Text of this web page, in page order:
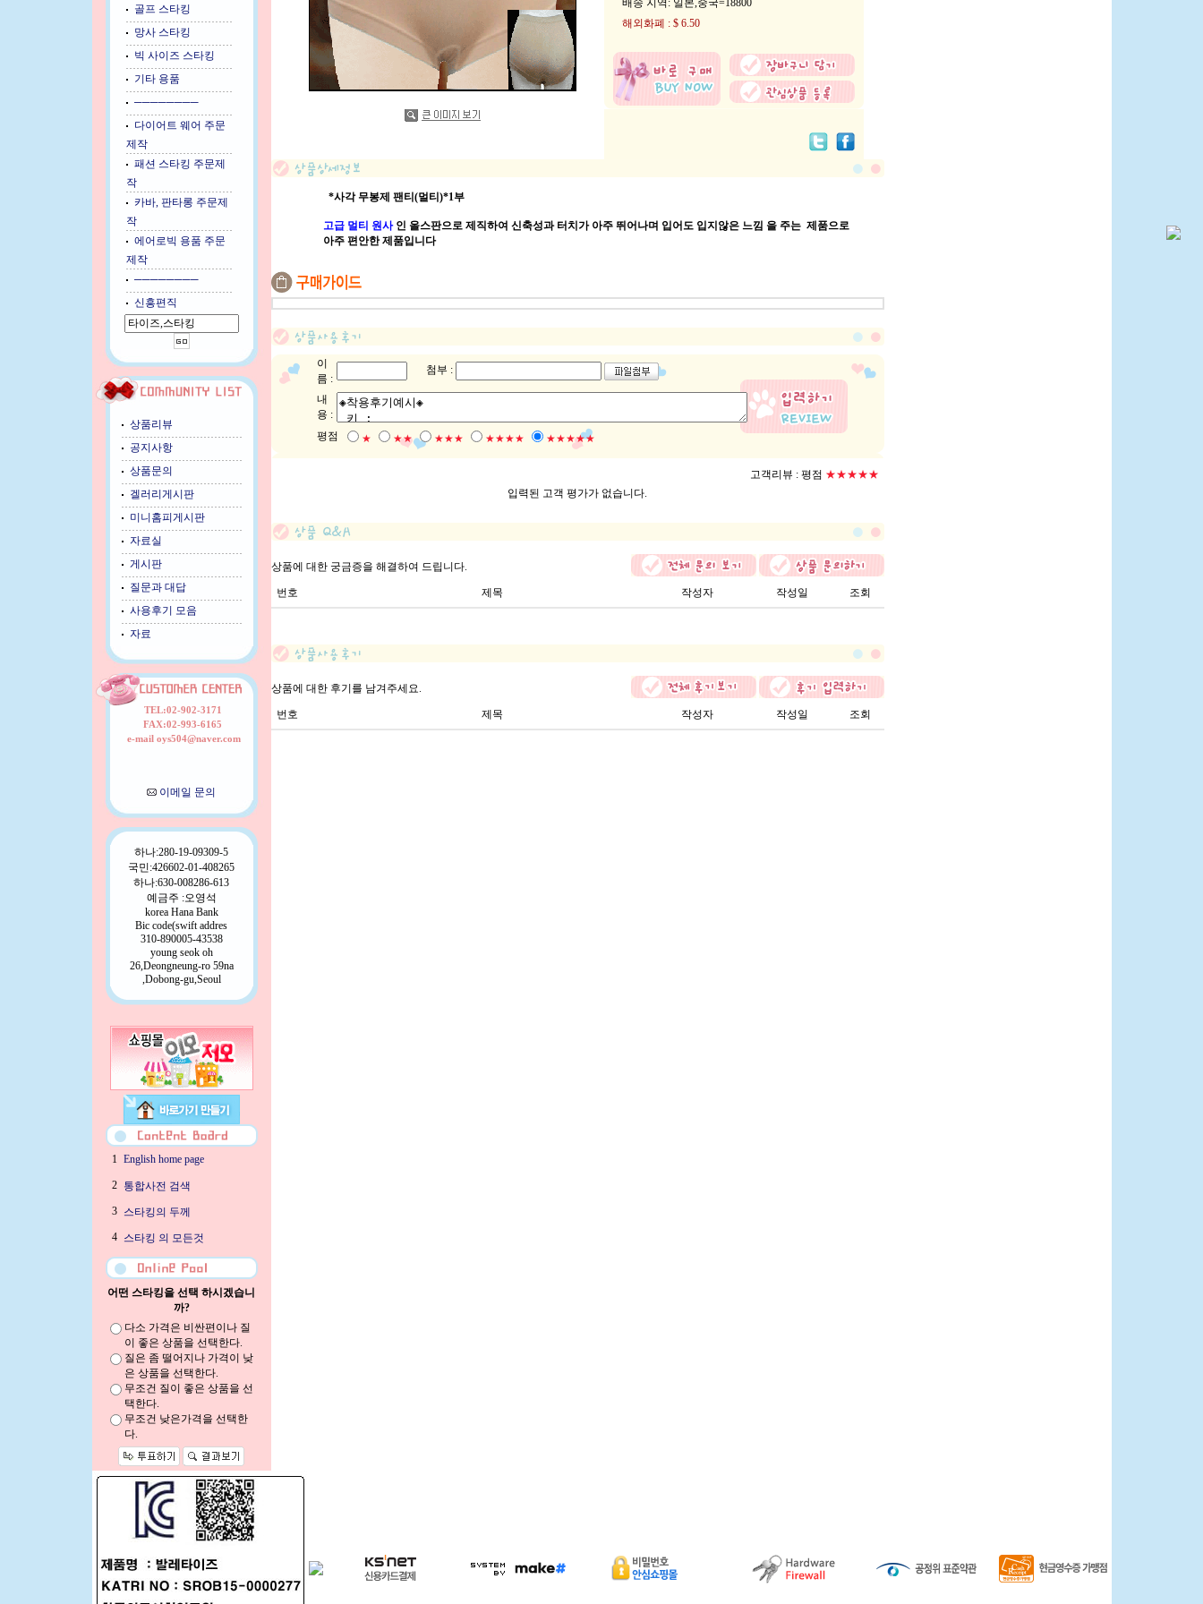
골프 스타킹
망사 스타킹
빅 사이즈 스타킹
기타 용품
────────
다이어트 웨어 주문
제작
패션 스타킹 주문제
작
카바, 판타롱 주문제
작
에어로빅 용품 주문
제작
────────
신흥편직
상품리뷰
공지사항
상품문의
겔러리게시판
미니홈피게시판
자료실
게시판
질문과 대답
사용후기 모음
자료
TEL:02-902-3171
FAX:02-993-6165
e-mail oys504@naver.com
이메일 문의
하나:280-19-09309-5
국민:426602-01-408265
하나:630-008286-613
예금주 :오영석
korea Hana Bank
Bic code(swift addres
310-890005-43538
young seok oh
26,Deongneung-ro 59na
,Dobong-gu,Seoul
1 English home page
2
통합사전 검색
3
스타킹의 두께
4
스타킹 의 모든것
어떤 스타킹을 선택 하시겠습니
까?
다소 가격은 비싼편이나 질
이 좋은 상품을 선택한다.
질은 좀 떨어지나 가격이 낮
은 상품을 선택한다.
무조건 질이 좋은 상품을 선
택한다.
무조건 낮은가격을 선택한
다.
배송 지역 : 일본,중국=18800
해외화폐 : $ 6.50
*사각 무봉제 팬티(멀티)*1부
고급 멀티 원사인 올스판으로 제직하여 신축성과 터치가 아주 뛰어나며 입어도 입지않은 느낌 을 주는 제품으로
아주 편안한 제품입니다
이
름 :
첨부 :
내
용 :
평점
★ ★★ ★★★ ★★★★ ★★★★★
고객리뷰 : 평점 ★★★★★
입력된 고객 평가가 없습니다.
상품에 대한 궁금증을 해결하여 드립니다.
번호 제목 작성자 작성일 조회
상품에 대한 후기를 남겨주세요.
번호 제목 작성자 작성일 조회